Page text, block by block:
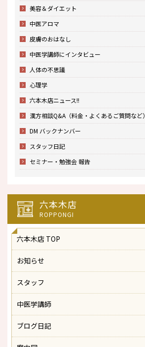
美容＆ダイエット
中医アロマ
皮膚のおはなし
中医学講師にインタビュー
人体の不思議
心理学
六本木店ニュース!!
漢方相談Q&A（料金・よくあるご質問など）
DM バックナンバー
スタッフ日記
セミナー・勉強会 報告
六本木店
ROPPONGI
六本木店 TOP
お知らせ
スタッフ
中医学講師
ブログ日記